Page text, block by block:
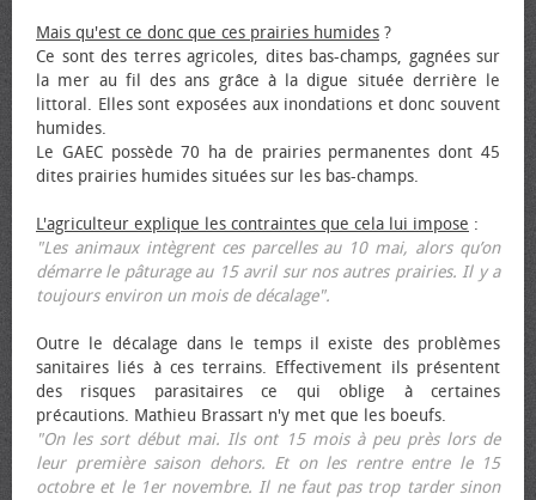
Mais qu'est ce donc que ces prairies humides ?
Ce sont des terres agricoles, dites bas-champs, gagnées sur
la mer au fil des ans grâce à la digue située derrière le
littoral. Elles sont exposées aux inondations et donc souvent
humides.
Le GAEC possède 70 ha de prairies permanentes dont 45
dites prairies humides situées sur les bas-champs.
L'agriculteur explique les contraintes que cela lui impose :
"Les animaux intègrent ces parcelles au 10 mai, alors qu’on
démarre le pâturage au 15 avril sur nos autres prairies. Il y a
toujours environ un mois de décalage".
Outre le décalage dans le temps il existe des problèmes
sanitaires liés à ces terrains. Effectivement ils présentent
des risques parasitaires ce qui oblige à certaines
précautions. Mathieu Brassart n'y met que les bœufs.
"On les sort début mai. Ils ont 15 mois à peu près lors de
leur première saison dehors. Et on les rentre entre le 15
octobre et le 1er novembre. Il ne faut pas trop tarder sinon